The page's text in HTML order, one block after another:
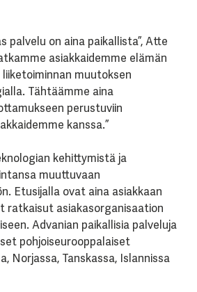
palvelu on aina paikallista”, Atte
asiakkaidemme elämän
muutoksen
Tähtäämme aina
perustuviin
kanssa.”
kehittymistä ja
muuttuvaan
Etusijalla ovat aina asiakkaan
ratkaisut asiakasorganisaation
Advanian paikallisia palveluja
pohjoiseurooppalaiset
Norjassa, Tanskassa, Islannissa